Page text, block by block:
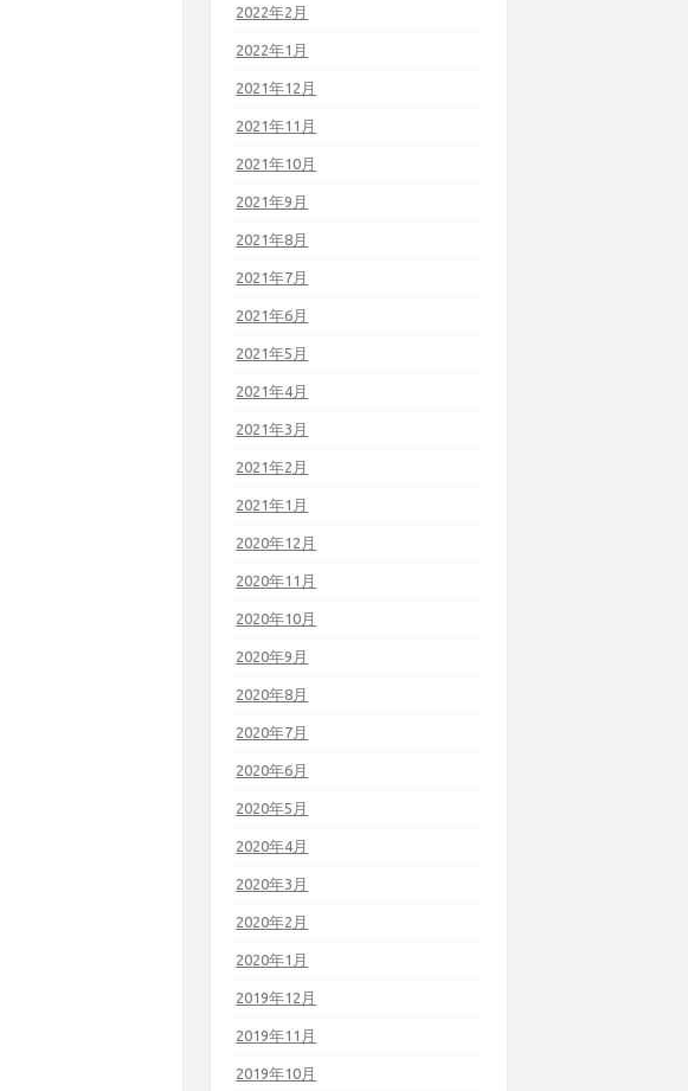
2022年2月
2022年1月
2021年12月
2021年11月
2021年10月
2021年9月
2021年8月
2021年7月
2021年6月
2021年5月
2021年4月
2021年3月
2021年2月
2021年1月
2020年12月
2020年11月
2020年10月
2020年9月
2020年8月
2020年7月
2020年6月
2020年5月
2020年4月
2020年3月
2020年2月
2020年1月
2019年12月
2019年11月
2019年10月